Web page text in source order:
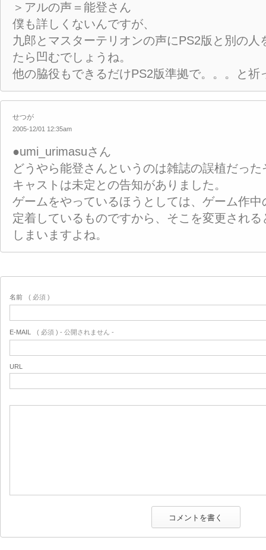
＞アルの声＝能登さん
僕も詳しくないんですが、
九郎とマスターテリオンの声にPS2版と別の人
たら凹むでしょうね。
他の脇役もできるだけPS2版準拠で。。。と祈
せつが
2005-12/01 12:35am
●umi_urimasuさん
どうやら能登さんというのは雑誌の誤植だっ
キャストは未定との告知がありました。
ゲームをやっているほうとしては、ゲーム作
定着しているものですから、そこを変更され
しまいますよね。
名前 ( 必須 )
E-MAIL ( 必須 ) - 公開されません -
URL